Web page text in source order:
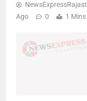
Ago
0 1 Mins